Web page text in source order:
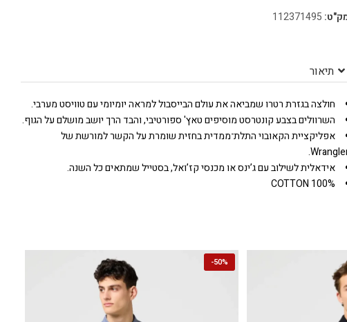
112371495
תיאור
חולצה בגזרת רטרו שמביאה את עולם הבייסבול למראה יומיומי עם טוויסט מערבי.
השרוולים בצבע קונטרסט מוסיפים טאץ' ספורטיבי, והבד הרך יושב מושלם על הגוף.
אפליקציית הקאובוי התלת־ממדית בחזית שומרת על הקשר למורשת של
אידאלית לשילוב עם ג’ינס או מכנסי קז’ואל, בסטייל שמתאים כל השנה.
100% COTTON
50%
-